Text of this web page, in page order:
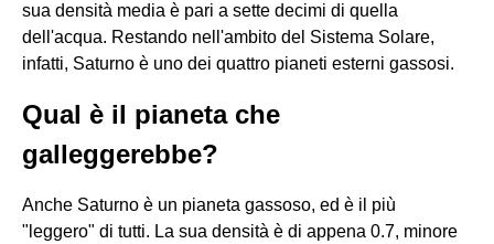
sua densità media è pari a sette decimi di quella
dell'acqua. Restando nell'ambito del Sistema Solare,
infatti, Saturno è uno dei quattro pianeti esterni gassosi.
Qual è il pianeta che
galleggerebbe?
Anche Saturno è un pianeta gassoso, ed è il più
"leggero" di tutti. La sua densità è di appena 0.7, minore